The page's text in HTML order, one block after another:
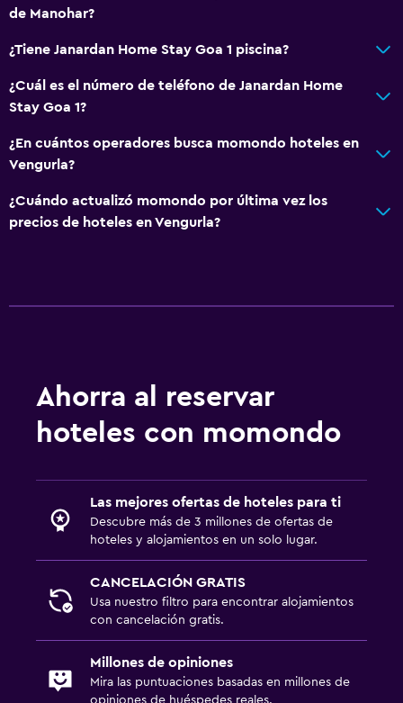
de Manohar?
¿Tiene Janardan Home Stay Goa 1 piscina?
¿Cuál es el número de teléfono de Janardan Home
Stay Goa 1?
¿En cuántos operadores busca momondo hoteles en
Vengurla?
¿Cuándo actualizó momondo por última vez los
precios de hoteles en Vengurla?
Ahorra al reservar
hoteles con momondo
Las mejores ofertas de hoteles para ti
Descubre más de 3 millones de ofertas de
hoteles y alojamientos en un solo lugar.
CANCELACIÓN GRATIS
Usa nuestro filtro para encontrar alojamientos
con cancelación gratis.
Millones de opiniones
Mira las puntuaciones basadas en millones de
opiniones de huéspedes reales.